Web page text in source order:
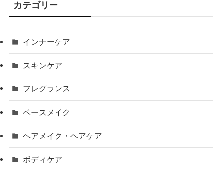
カテゴリー
インナーケア
スキンケア
フレグランス
ベースメイク
ヘアメイク・ヘアケア
ボディケア